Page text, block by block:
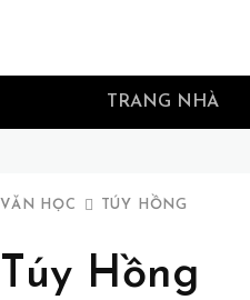
TRANG NHÀ
VĂN HỌC TÚY HỒNG
Túy Hồng